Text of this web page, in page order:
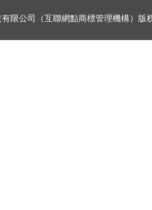
有限公司（互聯網點商標管理機構）版